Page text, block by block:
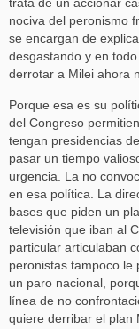
trata de un accionar
nociva del peronismo
se encargan de
desgastando y en
derrotar a Milei ahora
Porque esa es su
del Congreso
tengan presidencias
pasar un tiempo
urgencia. La no
en esa política. La
bases que piden un
televisión que iban al
particular articulaban
peronistas tampoco le
un paro nacional,
línea de no
quiere derribar el plan